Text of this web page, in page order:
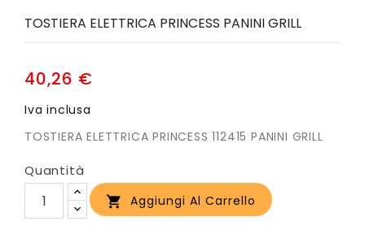
TOSTIERA ELETTRICA PRINCESS PANINI GRILL
40,26 €
Iva inclusa
TOSTIERA ELETTRICA PRINCESS 112415 PANINI GRILL
Quantità
 Aggiungi Al Carrello